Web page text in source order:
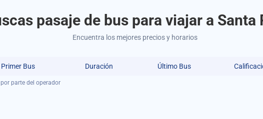
pasaje de bus para viajar a Santa
Encuentra los mejores precios y horarios
Primer Bus Duración Último Bus
parte del operador